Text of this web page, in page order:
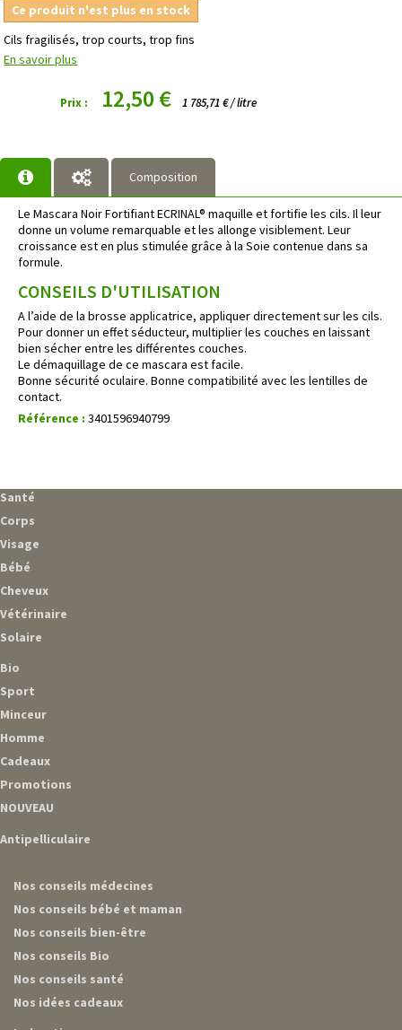
Ce produit n'est plus en stock
Cils fragilisés, trop courts, trop fins
En savoir plus
Prix : 12,50 € 1 785,71 € / litre
Composition
Le Mascara Noir Fortifiant ECRINAL® maquille et fortifie les cils. Il leur
donne un volume remarquable et les allonge visiblement. Leur
croissance est en plus stimulée grâce à la Soie contenue dans sa
formule.
CONSEILS D'UTILISATION
A l’aide de la brosse applicatrice, appliquer directement sur les cils.
Pour donner un effet séducteur, multiplier les couches en laissant
bien sécher entre les différentes couches.
Le démaquillage de ce mascara est facile.
Bonne sécurité oculaire. Bonne compatibilité avec les lentilles de
contact.
Référence : 3401596940799
Santé
Corps
Visage
Bébé
Cheveux
Vétérinaire
Solaire
Bio
Sport
Minceur
Homme
Cadeaux
Promotions
NOUVEAU
Antipelliculaire
Nos conseils médecines
Nos conseils bébé et maman
Nos conseils bien-être
Nos conseils Bio
Nos conseils santé
Nos idées cadeaux